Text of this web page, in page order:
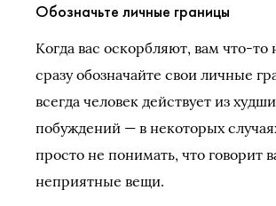
Обозначьте личные границы
Когда вас оскорбляют, вам что-то
сразу обозначайте свои личные
всегда человек действует из
побуждений — в некоторых
просто не понимать, что говорит
неприятные вещи.